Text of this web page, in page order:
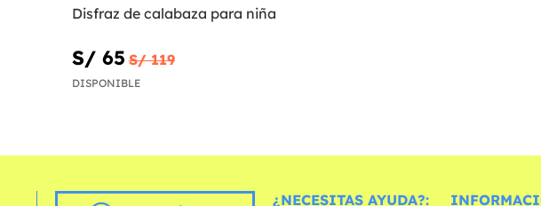
Disfraz de calabaza para niña
S/ 65 S/ 119
DISPONIBLE
¿NECESITAS AYUDA?: